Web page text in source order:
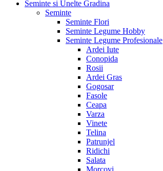
Seminte si Unelte Gradina
Seminte
Seminte Flori
Seminte Legume Hobby
Seminte Legume Profesionale
Ardei Iute
Conopida
Rosii
Ardei Gras
Gogosar
Fasole
Ceapa
Varza
Vinete
Telina
Patrunjel
Ridichi
Salata
Morcovi